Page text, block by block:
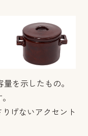
量を示したもの。
げないアクセント